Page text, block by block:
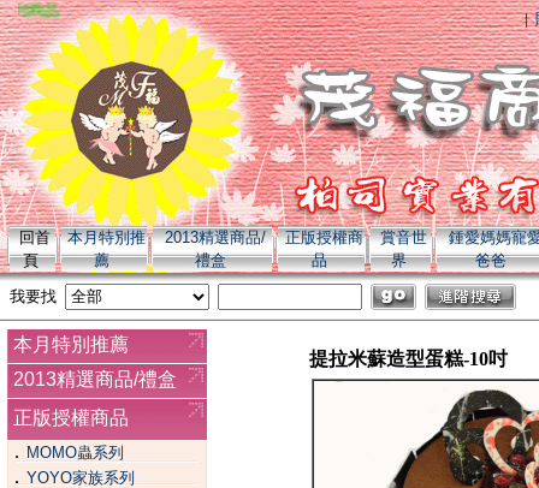
|
回首
頁
本月特別推
薦
2013精選商品/
禮盒
正版授權商
品
賞音世
界
鍾愛媽媽寵
爸爸
我要找
本月特別推薦
2013精選商品/禮盒
正版授權商品
． MOMO蟲系列
． YOYO家族系列
提拉米蘇造型蛋糕-10吋